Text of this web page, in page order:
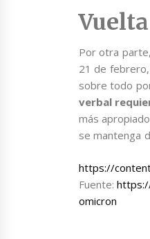
Por otra
21 de
sobre todo
verbal
más
se mantenga
https://
Fuente:
omicron